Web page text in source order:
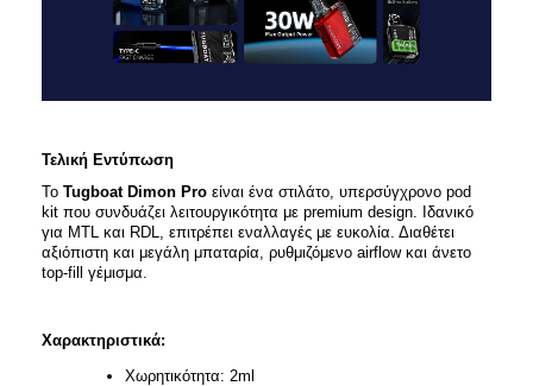
Τελική Εντύπωση
Το Tugboat Dimon Pro είναι ένα στιλάτο, υπερσύγχρονο pod
kit που συνδυάζει λειτουργικότητα με premium design. Ιδανικό
για MTL και RDL, επιτρέπει εναλλαγές με ευκολία. Διαθέτει
αξιόπιστη και μεγάλη μπαταρία, ρυθμιζόμενο airflow και άνετο
top-fill γέμισμα.
Χαρακτηριστικά:
Χωρητικότητα: 2ml